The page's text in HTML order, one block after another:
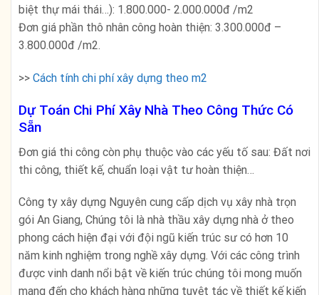
biệt thự mái thái…): 1.800.000- 2.000.000đ /m2
Đơn giá phần thô nhân công hoàn thiện: 3.300.000đ –
3.800.000đ /m2.
>> Cách tính chi phí xây dựng theo m2
Dự Toán Chi Phí Xây Nhà Theo Công Thức Có
Sẵn
Đơn giá thi công còn phụ thuộc vào các yếu tố sau: Đất nơi
thi công, thiết kế, chuẩn loại vật tư hoàn thiện…
Công ty xây dựng Nguyên cung cấp dịch vụ xây nhà trọn
gói An Giang, Chúng tôi là nhà thầu xây dựng nhà ở theo
phong cách hiện đại với đội ngũ kiến trúc sư có hơn 10
năm kinh nghiệm trong nghề xây dựng. Với các công trình
được vinh danh nổi bật về kiến trúc chúng tôi mong muốn
mang đến cho khách hàng những tuyệt tác về thiết kế kiến